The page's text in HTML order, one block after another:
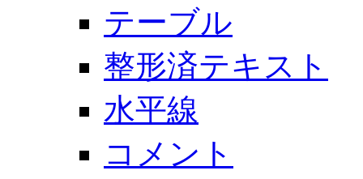
テーブル
整形済テキスト
水平線
コメント